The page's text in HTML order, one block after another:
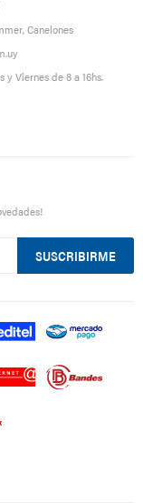
Canelones
y Viernes de 8 a 16hs.
SUSCRIBIRME